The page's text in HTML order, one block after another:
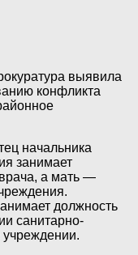
выявила
конфликта
начальника
занимает
а мать —
должность
санитарно-
учреждении.